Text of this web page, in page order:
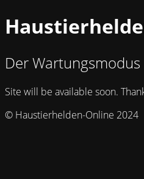
Der
Site will be available soon.
© Haustierhelden-Online 2024